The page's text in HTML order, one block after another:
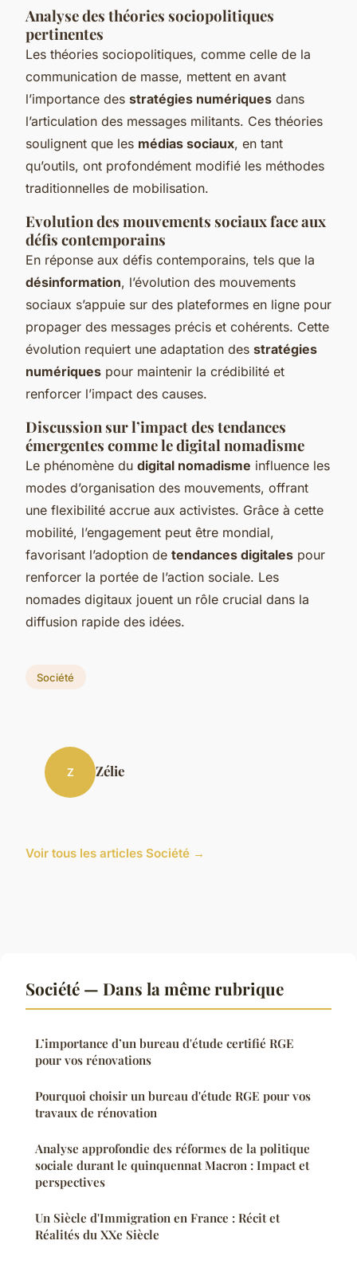
Analyse des théories sociopolitiques
pertinentes
Les théories sociopolitiques, comme celle de la
communication de masse, mettent en avant
l’importance des stratégies numériques dans
l’articulation des messages militants. Ces théories
soulignent que les médias sociaux, en tant
qu’outils, ont profondément modifié les méthodes
traditionnelles de mobilisation.
Evolution des mouvements sociaux face aux
défis contemporains
En réponse aux défis contemporains, tels que la
désinformation, l’évolution des mouvements
sociaux s’appuie sur des plateformes en ligne pour
propager des messages précis et cohérents. Cette
évolution requiert une adaptation des stratégies
numériques pour maintenir la crédibilité et
renforcer l’impact des causes.
Discussion sur l’impact des tendances
émergentes comme le digital nomadisme
Le phénomène du digital nomadisme influence les
modes d’organisation des mouvements, offrant
une flexibilité accrue aux activistes. Grâce à cette
mobilité, l’engagement peut être mondial,
favorisant l’adoption de tendances digitales pour
renforcer la portée de l’action sociale. Les
nomades digitaux jouent un rôle crucial dans la
diffusion rapide des idées.
Société
Z Zélie
Voir tous les articles Société →
Société — Dans la même rubrique
L’importance d’un bureau d'étude certifié RGE
pour vos rénovations
Pourquoi choisir un bureau d'étude RGE pour vos
travaux de rénovation
Analyse approfondie des réformes de la politique
sociale durant le quinquennat Macron : Impact et
perspectives
Un Siècle d'Immigration en France : Récit et
Réalités du XXe Siècle